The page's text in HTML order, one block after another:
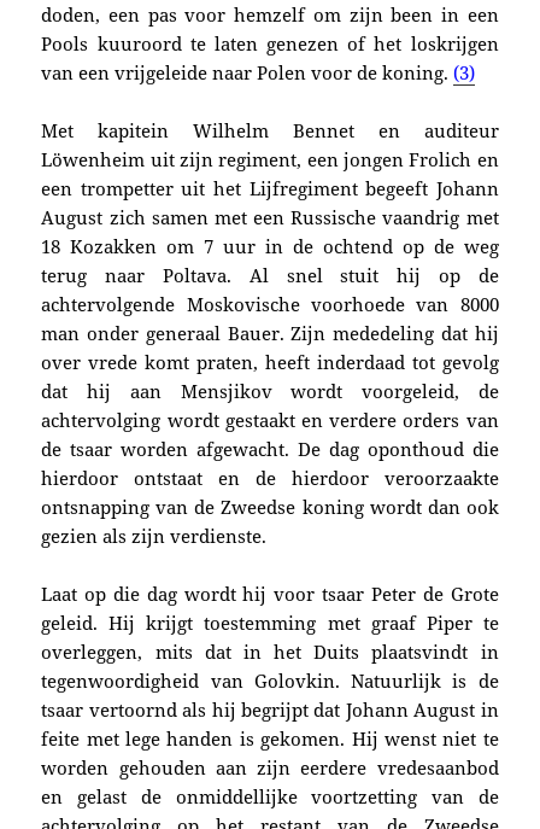
doden, een pas voor hemzelf om zijn been in een
Pools kuuroord te laten genezen of het loskrijgen
van een vrijgeleide naar Polen voor de koning.(3)
Met kapitein Wilhelm Bennet en auditeur
Löwenheim uit zijn regiment, een jongen Frolich en
een trompetter uit het Lijfregiment begeeft Johann
August zich samen met een Russische vaandrig met
18 Kozakken om 7 uur in de ochtend op de weg
terug naar Poltava. Al snel stuit hij op de
achtervolgende Moskovische voorhoede van 8000
man onder generaal Bauer. Zijn mededeling dat hij
over vrede komt praten, heeft inderdaad tot gevolg
dat hij aan Mensjikov wordt voorgeleid, de
achtervolging wordt gestaakt en verdere orders van
de tsaar worden afgewacht. De dag oponthoud die
hierdoor ontstaat en de hierdoor veroorzaakte
ontsnapping van de Zweedse koning wordt dan ook
gezien als zijn verdienste.
Laat op die dag wordt hij voor tsaar Peter de Grote
geleid. Hij krijgt toestemming met graaf Piper te
overleggen, mits dat in het Duits plaatsvindt in
tegenwoordigheid van Golovkin. Natuurlijk is de
tsaar vertoornd als hij begrijpt dat Johann August in
feite met lege handen is gekomen. Hij wenst niet te
worden gehouden aan zijn eerdere vredesaanbod
en gelast de onmiddellijke voortzetting van de